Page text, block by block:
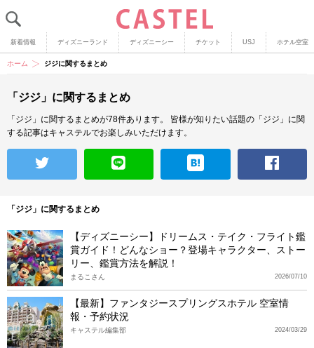
新着情報 ディズニーランド ディズニーシー チケット USJ ホテル空室
ホーム ジジに関するまとめ
「ジジ」に関するまとめ
「ジジ」に関するまとめが78件あります。
皆様が知りたい話題の「ジジ」に関
する記事はキャステルでお楽しみいただけます。
「ジジ」に関するまとめ
【ディズニーシー】ドリームス・テイク・フライト鑑
賞ガイド！どんなショー？登場キャラクター、ストー
リー、鑑賞方法を解説！
2026/07/10
まるこさん
【最新】ファンタジースプリングスホテル 空室情
報・予約状況
2024/03/29
キャステル編集部